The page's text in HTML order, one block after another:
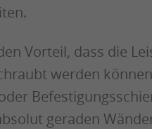
Vorteil, dass die
werden
geraden